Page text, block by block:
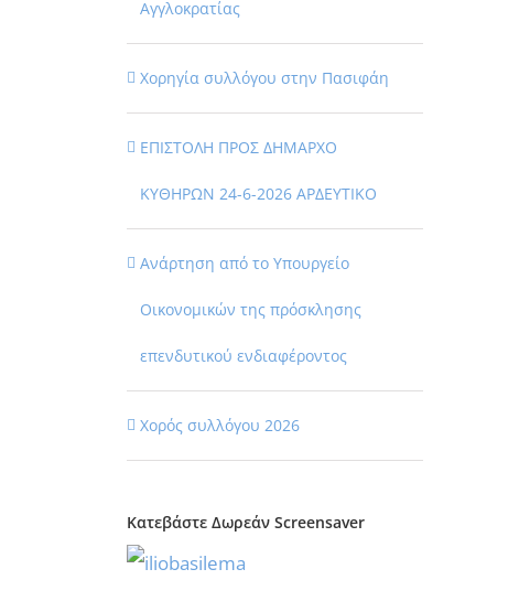
Αγγλοκρατίας
Χορηγία συλλόγου στην Πασιφάη
ΕΠΙΣΤΟΛΗ ΠΡΟΣ ΔΗΜΑΡΧΟ
ΚΥΘΗΡΩΝ 24-6-2026 ΑΡΔΕΥΤΙΚΟ
Ανάρτηση από το Υπουργείο
Οικονομικών της πρόσκλησης
επενδυτικού ενδιαφέροντος
Χορός συλλόγου 2026
Κατεβάστε Δωρεάν Screensaver